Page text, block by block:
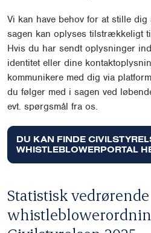
Vi kan have behov for at stille
sagen kan oplyses tilstrækkeligt
Hvis du har sendt oplysninger
identitet eller dine
kommunikere med dig via
du følger med i sagen ved
evt. spørgsmål fra os.
DU KAN FINDE
WHISTLEBLOWERPORTAL
Statistisk vedrørende